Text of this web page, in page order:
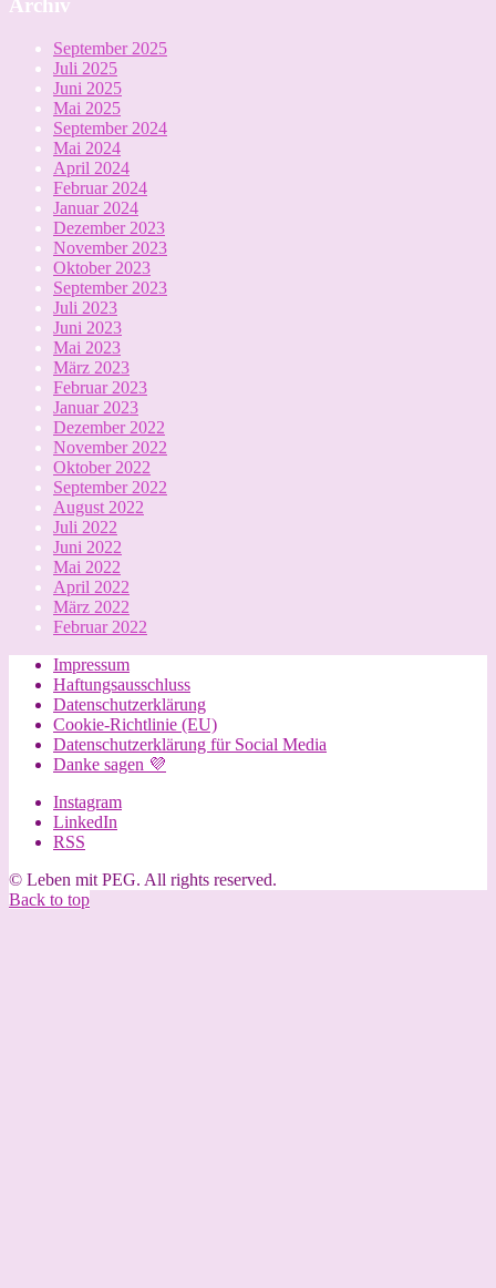
Archiv
September 2025
Juli 2025
Juni 2025
Mai 2025
September 2024
Mai 2024
April 2024
Februar 2024
Januar 2024
Dezember 2023
November 2023
Oktober 2023
September 2023
Juli 2023
Juni 2023
Mai 2023
März 2023
Februar 2023
Januar 2023
Dezember 2022
November 2022
Oktober 2022
September 2022
August 2022
Juli 2022
Juni 2022
Mai 2022
April 2022
März 2022
Februar 2022
Impressum
Haftungsausschluss
Datenschutzerklärung
Cookie-Richtlinie (EU)
Datenschutzerklärung für Social Media
Danke sagen 💜
Instagram
LinkedIn
RSS
© Leben mit PEG. All rights reserved.
Back to top